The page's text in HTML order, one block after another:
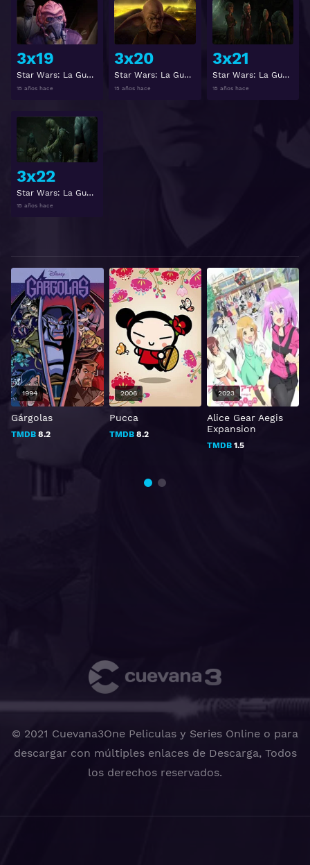
3x19
Star Wars: La Guerra de los Clones 3x19
15 años hace
Ver
3x20
Star Wars: La Guerra de los Clones 3x20
15 años hace
Ver
3x21
Star Wars: La Guerra de los Clones 3x21
15 años hace
3x22
Star Wars: La Guerra de los Clones 3x22
15 años hace
Gárgolas
TMDB 8.2
1994
Pucca
TMDB8.2
2006
Alice Gear Aegis
Expansion
TMDB1.5
2023
© 2021 Cuevana3One Peliculas y Series Online o para
descargar con múltiples enlaces de Descarga, Todos
los derechos reservados.